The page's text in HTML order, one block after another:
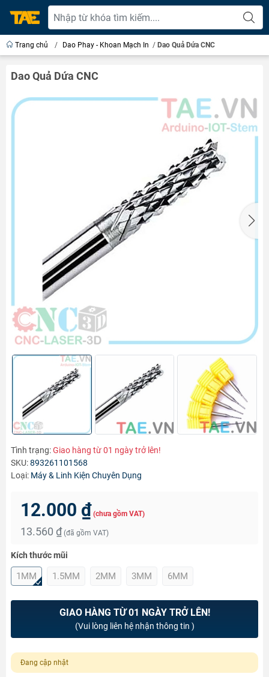
Trang chủ / Dao Phay - Khoan Mạch In / Dao Quả Dứa CNC
Dao Quả Dứa CNC
Tình trạng:Giao hàng từ 01 ngày trở lên!
SKU:893261101568
Loại: Máy & Linh Kiện Chuyên Dụng
12.000 ₫ (chưa gồm VAT)
13.560 ₫ (đã gồm VAT)
Kích thước mũi
1MM 1.5MM 2MM 3MM 6MM
GIAO HÀNG TỪ 01 NGÀY TRỞ LÊN!
(Vui lòng liên hệ nhận thông tin )
Đang cập nhật